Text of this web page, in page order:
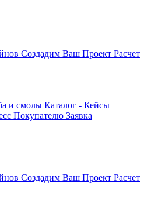
Создадим Ваш Проект Расчет
и смолы Каталог - Кейсы
Покупателю Заявка
Создадим Ваш Проект Расчет